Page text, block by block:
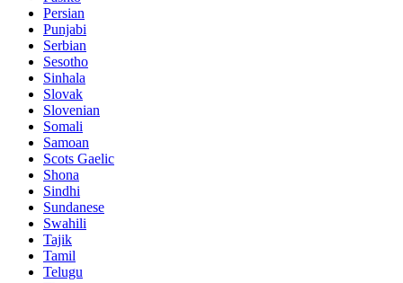
Persian
Punjabi
Serbian
Sesotho
Sinhala
Slovak
Slovenian
Somali
Samoan
Scots Gaelic
Shona
Sindhi
Sundanese
Swahili
Tajik
Tamil
Telugu